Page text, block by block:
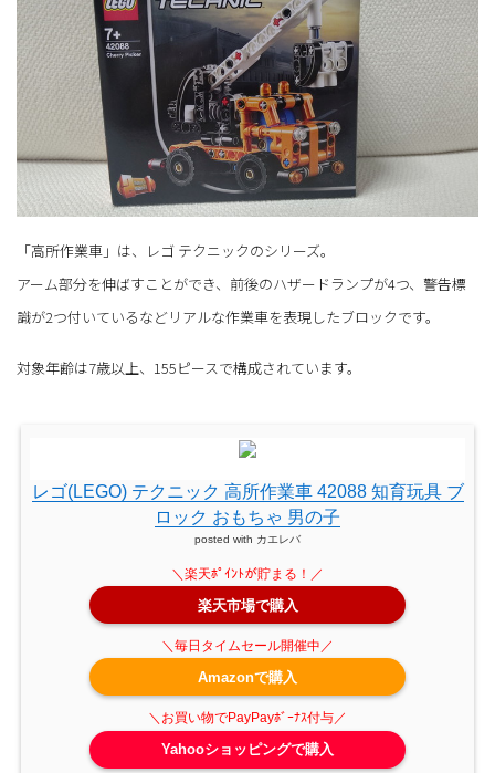
「高所作業車」は、レゴ テクニックのシリーズ。
アーム部分を伸ばすことができ、前後のハザードランプが4つ、警告標
識が2つ付いているなどリアルな作業車を表現したブロックです。
対象年齢は7歳以上、155ピースで構成されています。
レゴ(LEGO) テクニック 高所作業車 42088 知育玩具 ブ
ロック おもちゃ 男の子
posted with カエレバ
楽天市場で購入
Amazonで購入
Yahooショッピングで購入